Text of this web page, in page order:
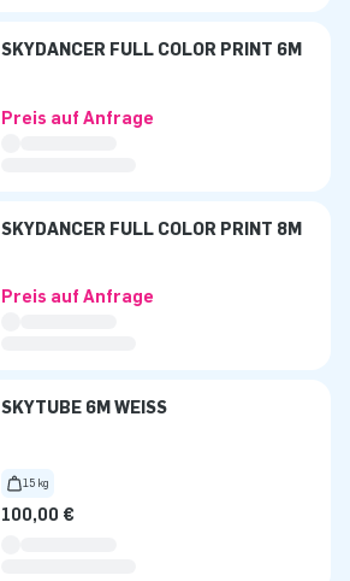
SKYDANCER FULL COLOR PRINT 6M
Preis auf Anfrage
SKYDANCER FULL COLOR PRINT 8M
Preis auf Anfrage
SKYTUBE 6M WEISS
15 kg
100,00 €